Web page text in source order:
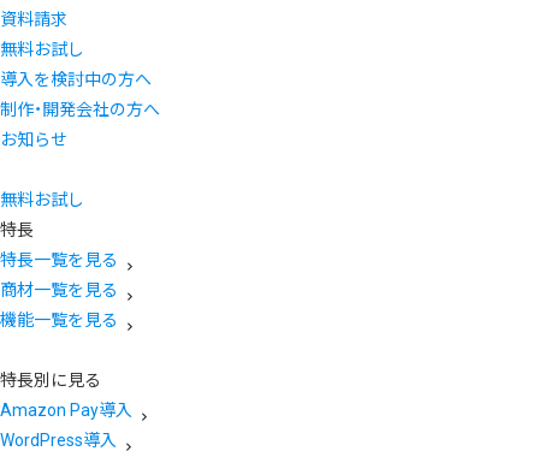
資料請求
無料お試し
導入を検討中の方へ
制作・開発会社の方へ
お知らせ
無料お試し
特長
特長一覧を見る
商材一覧を見る
機能一覧を見る
特長別に見る
Amazon Pay導入
WordPress導入